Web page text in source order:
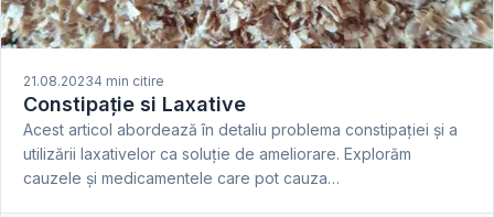
21.08.20234 min citire
Constipație si Laxative
Acest articol abordează în detaliu problema constipației și a
utilizării laxativelor ca soluție de ameliorare. Explorăm
cauzele și medicamentele care pot cauza…